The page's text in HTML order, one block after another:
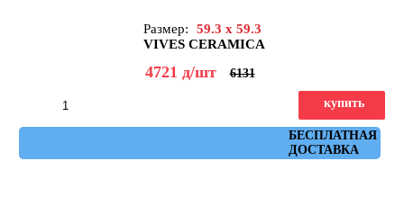
Размер:
59.3 x 59.3
VIVES CERAMICA
4721 д/шт 6131
БЕСПЛАТНАЯ
ДОСТАВКА
купить
Артикул: nenets_r_natural_negro_59,3x59,3